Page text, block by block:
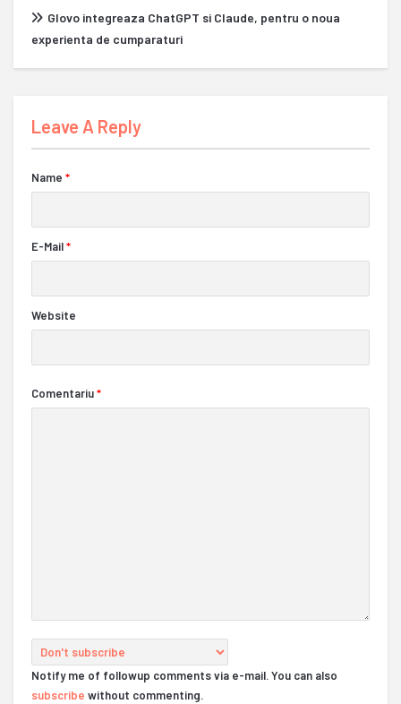
Glovo integreaza ChatGPT si Claude, pentru o noua
experienta de cumparaturi
Leave A Reply
Name *
E-Mail*
Website
Comentariu*
Notify me of followup comments via e-mail. You can also
subscribe without commenting.